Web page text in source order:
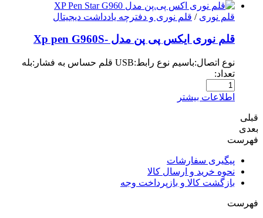
قلم نوری / قلم نوری و دفترچه یادداشت دیجیتال
قلم نوری ایکس پی پن مدل -Xp pen G960S
نوع اتصال:باسیم نوع رابط:USB قلم حساس به فشار:بله
تعداد:
اطلاعات بیشتر
قبلی
بعدی
فهرست
پیگیری سفارشات
نحوه خرید و ارسال کالا
بازگشت کالا و بازپرداخت وجه
فهرست